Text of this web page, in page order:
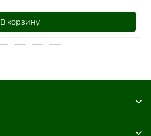
В корзину